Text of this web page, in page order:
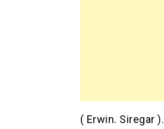
( Erwin. Siregar ).